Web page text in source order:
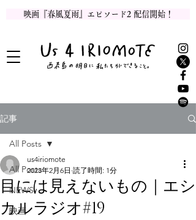
映画『春風夏雨』エピソード2 配信開始！
記事
All Posts
NEWS
映画
All Posts
目には見えないもの｜エシ
カルラジオ#19
us4iriomote
2023年2月6日 読了時間: 1分